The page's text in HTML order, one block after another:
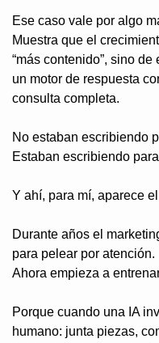
Ese caso vale por algo
Muestra que el
“más contenido”, sino
un motor de respuesta
consulta completa.
No estaban escribiendo
Estaban escribiendo
Y ahí, para mí, aparece
Durante años el
para pelear por atención.
Ahora empieza a
Porque cuando una IA
humano: junta piezas,